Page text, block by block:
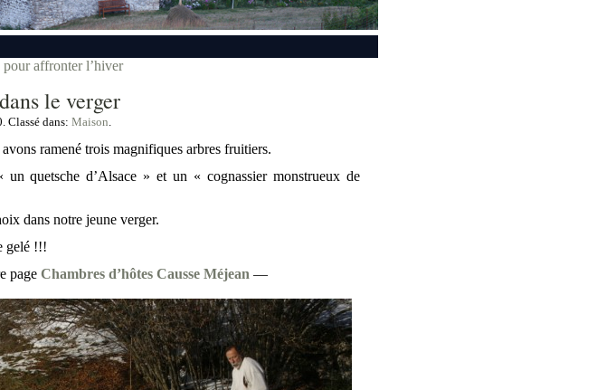
pour affronter l’hiver
le verger
Classé dans: Maison.
ramené trois magnifiques arbres fruitiers.
quetsche d’Alsace » et un « cognassier monstrueux de
dans notre jeune verger.
gelé !!!
page Chambres d’hôtes Causse Méjean —